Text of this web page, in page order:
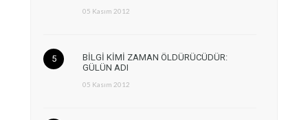
05 Kasım 2012
BİLGİ KİMİ ZAMAN ÖLDÜRÜCÜDÜR:
GÜLÜN ADI
05 Kasım 2012